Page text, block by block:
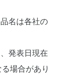
名は各社の
発表日現在
場合があり